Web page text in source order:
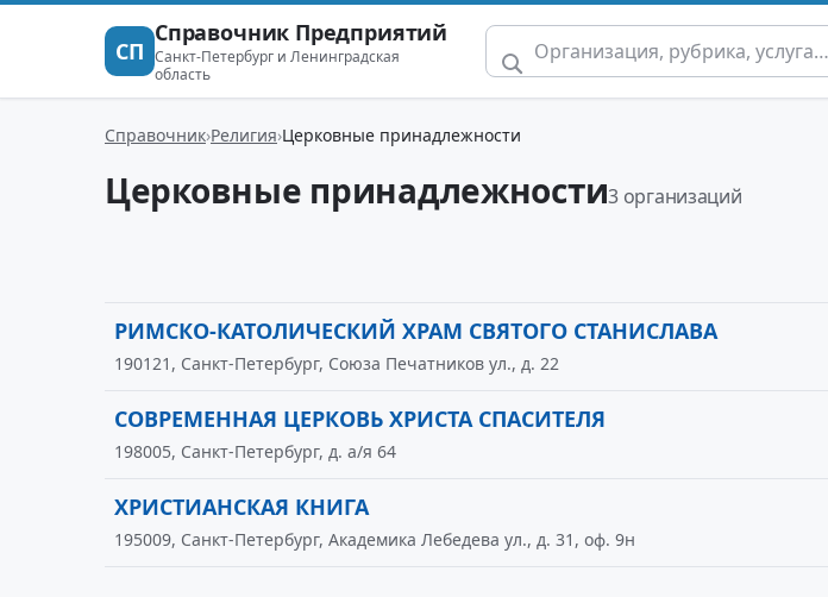
СП
Справочник Предприятий
Санкт-Петербург и Ленинградская
область
Справочник Религия Церковные принадлежности
Церковные принадлежности3 организаций
РИМСКО-КАТОЛИЧЕСКИЙ ХРАМ СВЯТОГО СТАНИСЛАВА
190121, Санкт-Петербург, Союза Печатников ул., д. 22
СОВРЕМЕННАЯ ЦЕРКОВЬ ХРИСТА СПАСИТЕЛЯ
198005, Санкт-Петербург, д. а/я 64
ХРИСТИАНСКАЯ КНИГА
195009, Санкт-Петербург, Академика Лебедева ул., д. 31, оф. 9н